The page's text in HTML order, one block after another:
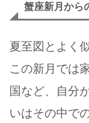
蟹座新月から
夏至図とよく
この新月では
国など、自分
いはその中で